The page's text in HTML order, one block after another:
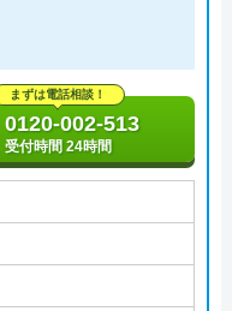
まずは電話相談！
0120-002-513
受付時間 24時間